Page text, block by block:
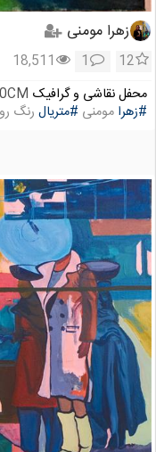
زهرا مومنی
12
1
18,511
محفل نقاشی و گرافیک
#زهرا مومنی #متریال رنگ